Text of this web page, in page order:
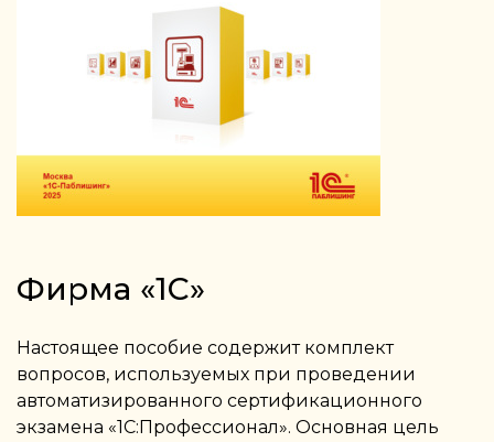
Фирма «1С»
Настоящее пособие содержит комплект
вопросов, используемых при проведении
автоматизированного сертификационного
экзамена «1С:Профессионал». Основная цель